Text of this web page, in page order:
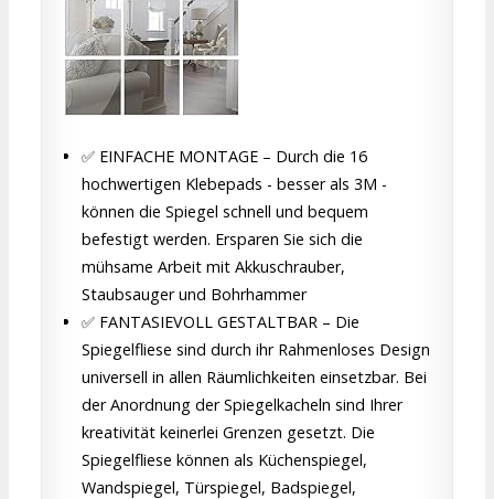
✅ EINFACHE MONTAGE – Durch die 16
hochwertigen Klebepads - besser als 3M -
können die Spiegel schnell und bequem
befestigt werden. Ersparen Sie sich die
mühsame Arbeit mit Akkuschrauber,
Staubsauger und Bohrhammer
✅ FANTASIEVOLL GESTALTBAR – Die
Spiegelfliese sind durch ihr Rahmenloses Design
universell in allen Räumlichkeiten einsetzbar. Bei
der Anordnung der Spiegelkacheln sind Ihrer
kreativität keinerlei Grenzen gesetzt. Die
Spiegelfliese können als Küchenspiegel,
Wandspiegel, Türspiegel, Badspiegel,